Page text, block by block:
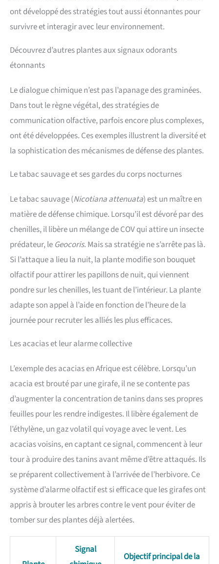
ont développé des stratégies tout aussi étonnantes pour
survivre et interagir avec leur environnement.
Découvrez d’autres plantes aux signaux odorants
étonnants
Le dialogue chimique n’est pas l’apanage des graminées.
Dans tout le règne végétal, des stratégies de
communication olfactive, parfois encore plus complexes,
ont été développées. Ces exemples illustrent la diversité et
la sophistication des mécanismes de défense des plantes.
Le tabac sauvage et ses gardes du corps nocturnes
Le tabac sauvage (Nicotiana attenuata) est un maître en
matière de défense chimique. Lorsqu’il est dévoré par des
chenilles, il libère un mélange de COV qui attire un insecte
prédateur, le Geocoris. Mais sa stratégie ne s’arrête pas là.
Si l’attaque a lieu la nuit, la plante modifie son bouquet
olfactif pour attirer les papillons de nuit, qui viennent
pondre sur les chenilles, les tuant de l’intérieur. La plante
adapte son appel à l’aide en fonction de l’heure de la
journée pour recruter les alliés les plus efficaces.
Les acacias et leur alarme collective
L’exemple des acacias en Afrique est célèbre. Lorsqu’un
acacia est brouté par une girafe, il ne se contente pas
d’augmenter la concentration de tanins dans ses propres
feuilles pour les rendre indigestes. Il libère également de
l’éthylène, un gaz volatil qui voyage avec le vent. Les
acacias voisins, en captant ce signal, commencent à leur
tour à produire des tanins avant même d’être attaqués. Ils
se préparent collectivement à l’arrivée de l’herbivore. Ce
système d’alarme olfactif est si efficace que les girafes ont
appris à brouter les arbres contre le vent pour éviter de
tomber sur des plantes déjà alertées.
Signal
Objectif principal de la